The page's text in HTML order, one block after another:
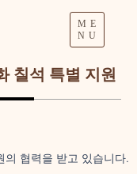
ME
NU
칠석 특별 지원
의 협력을 받고 있습니다.